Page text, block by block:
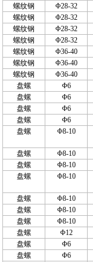
螺纹钢
Φ28-32
螺纹钢
Φ28-32
螺纹钢
Φ28-32
螺纹钢
Φ28-32
螺纹钢
Φ36-40
螺纹钢
Φ36-40
螺纹钢
Φ36-40
盘螺
Φ6
盘螺
Φ6
盘螺
Φ6
盘螺
Φ6
盘螺
Φ8-10
盘螺 Φ8-10
盘螺
Φ8-10
盘螺
Φ8-10
盘螺 Φ8-10
盘螺
Φ8-10
盘螺
Φ8-10
盘螺
Φ12
盘螺
Φ6
盘螺
Φ6